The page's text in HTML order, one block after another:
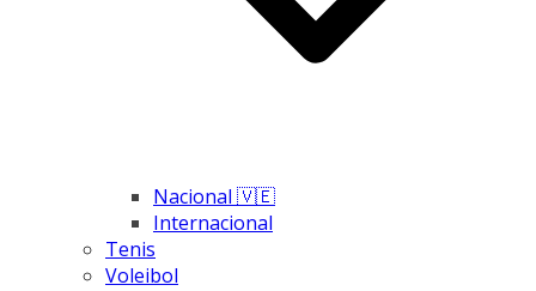
Nacional 🇻🇪
Internacional
Tenis
Voleibol